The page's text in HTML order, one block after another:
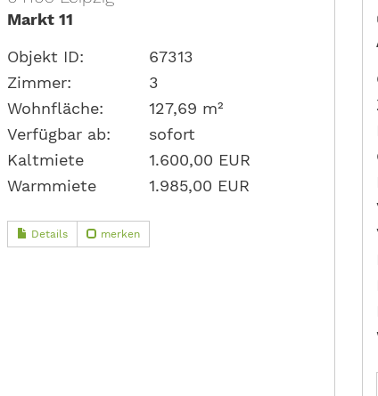
Markt 11
Objekt ID:
67313
Zimmer:
3
Wohnfläche:
127,69 m²
Verfügbar ab:
sofort
Kaltmiete
1.600,00 EUR
Warmmiete
1.985,00 EUR
Details merken